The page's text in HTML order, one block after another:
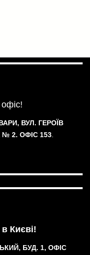
ВУЛ. ГЕРОЇВ
№ 2. ОФІС 153.
Києві!
БУД. 1, ОФІС